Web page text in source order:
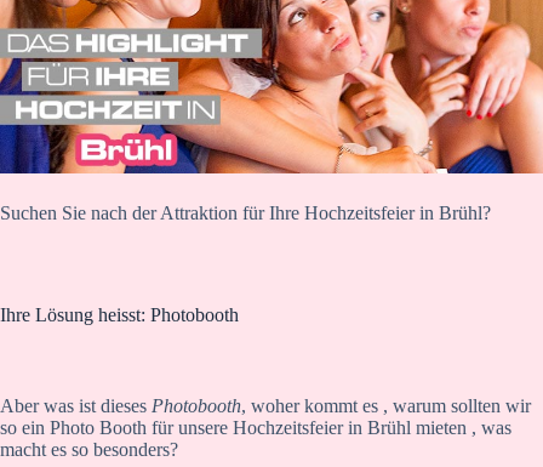
Suchen Sie nach der Attraktion für Ihre Hochzeitsfeier in Brühl?
Ihre Lösung heisst: Photobooth
Aber was ist dieses Photobooth, woher kommt es , warum sollten wir
so ein Photo Booth für unsere Hochzeitsfeier in Brühl mieten , was
macht es so besonders?